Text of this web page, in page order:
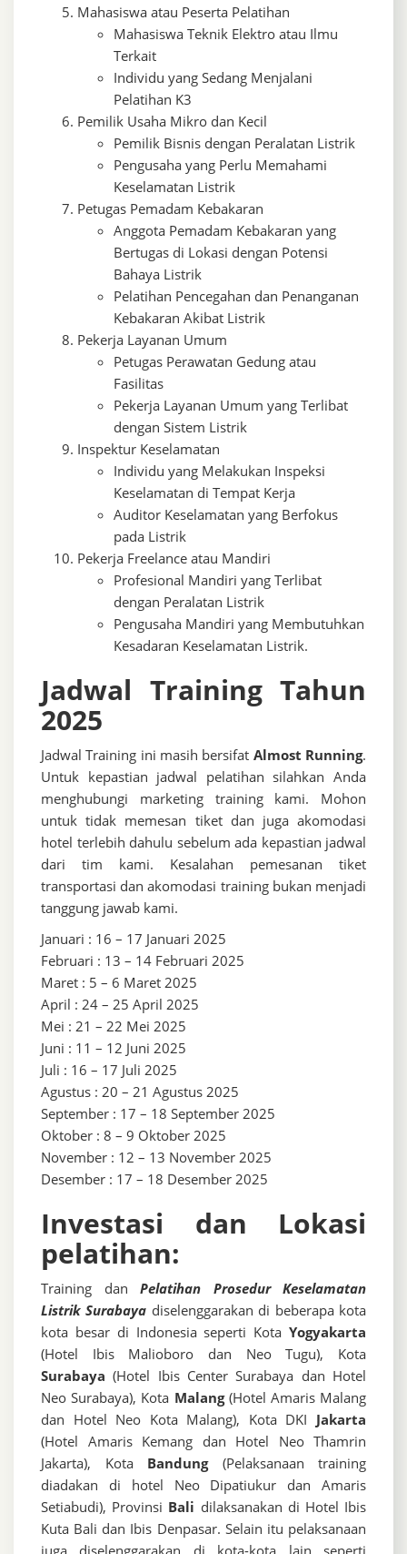
Mahasiswa atau Peserta Pelatihan
Mahasiswa Teknik Elektro atau Ilmu
Terkait
Individu yang Sedang Menjalani
Pelatihan K3
Pemilik Usaha Mikro dan Kecil
Pemilik Bisnis dengan Peralatan Listrik
Pengusaha yang Perlu Memahami
Keselamatan Listrik
Petugas Pemadam Kebakaran
Anggota Pemadam Kebakaran yang
Bertugas di Lokasi dengan Potensi
Bahaya Listrik
Pelatihan Pencegahan dan Penanganan
Kebakaran Akibat Listrik
Pekerja Layanan Umum
Petugas Perawatan Gedung atau
Fasilitas
Pekerja Layanan Umum yang Terlibat
dengan Sistem Listrik
Inspektur Keselamatan
Individu yang Melakukan Inspeksi
Keselamatan di Tempat Kerja
Auditor Keselamatan yang Berfokus
pada Listrik
Pekerja Freelance atau Mandiri
Profesional Mandiri yang Terlibat
dengan Peralatan Listrik
Pengusaha Mandiri yang Membutuhkan
Kesadaran Keselamatan Listrik.
Jadwal Training Tahun
2025
Jadwal Training ini masih bersifat Almost Running.
Untuk kepastian jadwal pelatihan silahkan Anda
menghubungi marketing training kami. Mohon
untuk tidak memesan tiket dan juga akomodasi
hotel terlebih dahulu sebelum ada kepastian jadwal
dari tim kami. Kesalahan pemesanan tiket
transportasi dan akomodasi training bukan menjadi
tanggung jawab kami.
Januari : 16 – 17 Januari 2025
Februari : 13 – 14 Februari 2025
Maret : 5 – 6 Maret 2025
April : 24 – 25 April 2025
Mei : 21 – 22 Mei 2025
Juni : 11 – 12 Juni 2025
Juli : 16 – 17 Juli 2025
Agustus : 20 – 21 Agustus 2025
September : 17 – 18 September 2025
Oktober : 8 – 9 Oktober 2025
November : 12 – 13 November 2025
Desember : 17 – 18 Desember 2025
Investasi dan Lokasi
pelatihan:
Training dan Pelatihan Prosedur Keselamatan
Listrik Surabaya diselenggarakan di beberapa kota
kota besar di Indonesia seperti Kota Yogyakarta
(Hotel Ibis Malioboro dan Neo Tugu), Kota
Surabaya (Hotel Ibis Center Surabaya dan Hotel
Neo Surabaya), Kota Malang(Hotel Amaris Malang
dan Hotel Neo Kota Malang), Kota DKI Jakarta
(Hotel Amaris Kemang dan Hotel Neo Thamrin
Jakarta), Kota Bandung(Pelaksanaan training
diadakan di hotel Neo Dipatiukur dan Amaris
Setiabudi), Provinsi Bali dilaksanakan di Hotel Ibis
Kuta Bali dan Ibis Denpasar. Selain itu pelaksanaan
juga diselenggarakan di kota-kota lain seperti